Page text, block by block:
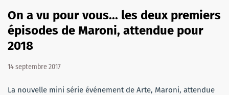
On a vu pour vous... les deux premiers
épisodes de Maroni, attendue pour
2018
14 septembre 2017
La nouvelle mini série événement de Arte, Maroni, attendue